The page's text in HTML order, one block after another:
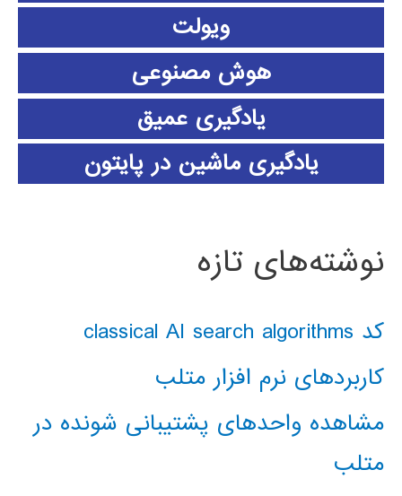
ویولت
هوش مصنوعی
یادگیری عمیق
یادگیری ماشین در پایتون
نوشته‌های تازه
کد classical AI search algorithms
کاربردهای نرم افزار متلب
مشاهده واحدهای پشتیبانی شونده در
متلب